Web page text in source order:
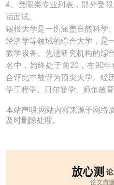
4、受限类专业列表，部分受
话面试。
锡根大学是一所涵盖自然科学
经济学等领域的综合大学，是
教学设备、先进研究机构的综
名中，始终处于前20，在90
合评比中被评为顶尖大学。经
学工程学、日尔曼学、师范教
本站声明:网站内容来源于网络,
及时删除处理。